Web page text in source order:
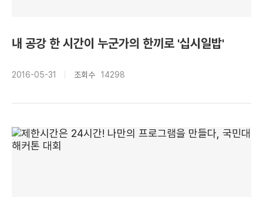
내 공강 한 시간이 누군가의 한끼로 '십시일밥'
2016-05-31 조회수 14298